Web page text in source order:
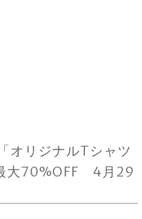
リジナルTシャツ
大70%OFF 4月29